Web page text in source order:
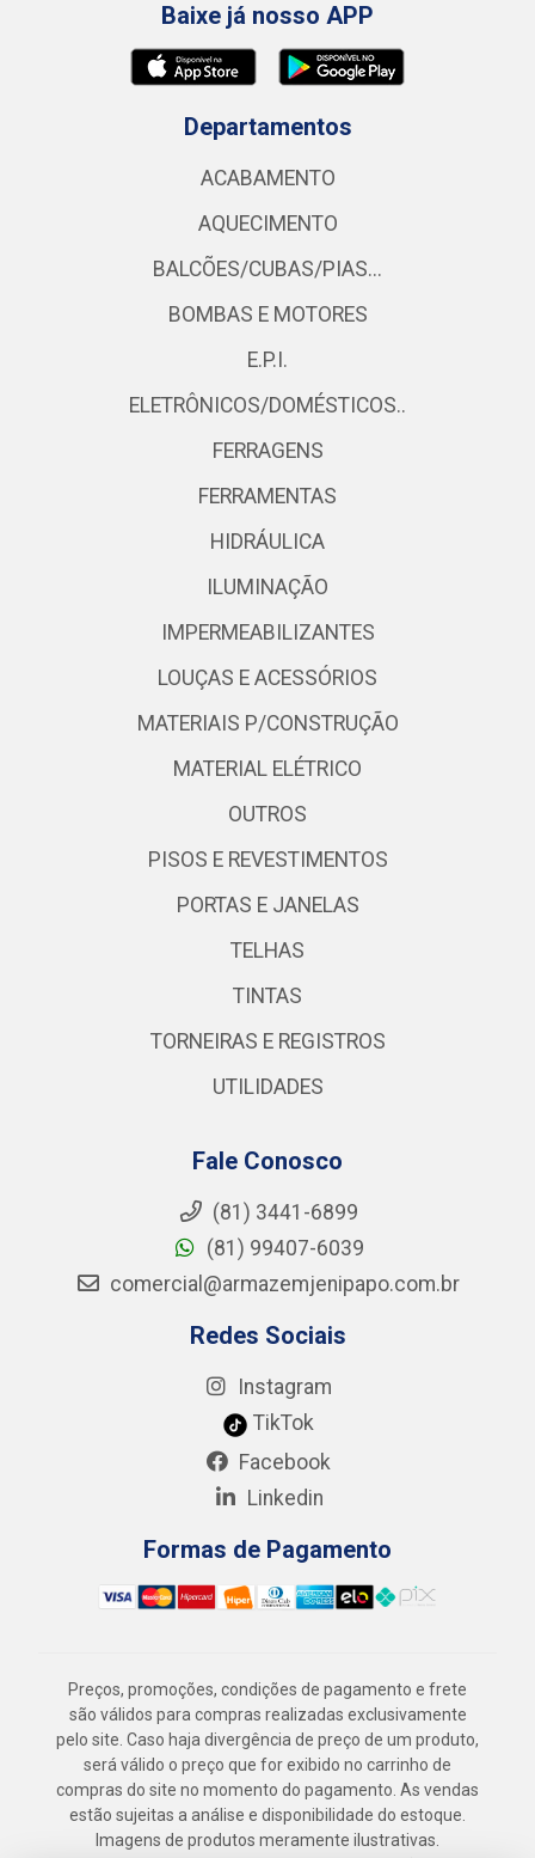
Baixe já nosso APP
Departamentos
ACABAMENTO
AQUECIMENTO
BALCÕES/CUBAS/PIAS...
BOMBAS E MOTORES
E.P.I.
ELETRÔNICOS/DOMÉSTICOS..
FERRAGENS
FERRAMENTAS
HIDRÁULICA
ILUMINAÇÃO
IMPERMEABILIZANTES
LOUÇAS E ACESSÓRIOS
MATERIAIS P/CONSTRUÇÃO
MATERIAL ELÉTRICO
OUTROS
PISOS E REVESTIMENTOS
PORTAS E JANELAS
TELHAS
TINTAS
TORNEIRAS E REGISTROS
UTILIDADES
Fale Conosco
(81) 3441-6899
(81) 99407-6039
comercial@armazemjenipapo.com.br
Redes Sociais
Instagram
TikTok
Facebook
Linkedin
Formas de Pagamento
Preços, promoções, condições de pagamento e frete
são válidos para compras realizadas exclusivamente
pelo site. Caso haja divergência de preço de um produto,
será válido o preço que for exibido no carrinho de
compras do site no momento do pagamento. As vendas
estão sujeitas a análise e disponibilidade do estoque.
Imagens de produtos meramente ilustrativas.